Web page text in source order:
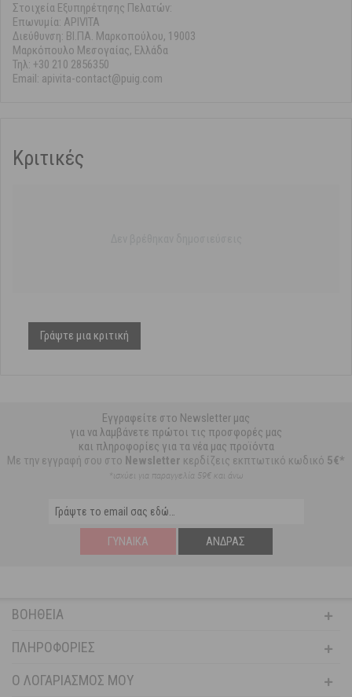
Στοιχεία Εξυπηρέτησης Πελατών:
Επωνυμία: APIVITA
Διεύθυνση: ΒΙ.ΠΑ. Μαρκοπούλου, 19003
Μαρκόπουλο Μεσογαίας, Ελλάδα
Τηλ: +30 210 2856350
Email: apivita-contact@puig.com
Κριτικές
Γράψτε μια κριτική
Εγγραφείτε στο Newsletter μας
για να λαμβάνετε πρώτοι τις προσφορές μας
και πληροφορίες για τα νέα μας προϊόντα
Με την εγγραφή σου στο Newsletter κερδίζεις εκπτωτικό κωδικό 5€*
*ισχύει για παραγγελία 59€ και άνω
ΓΥΝΑΊΚΑ ΆΝΔΡΑΣ
ΒΟΉΘΕΙΑ
ΠΛΗΡΟΦΟΡΊΕΣ
Ο ΛΟΓΑΡΙΑΣΜΌΣ ΜΟΥ